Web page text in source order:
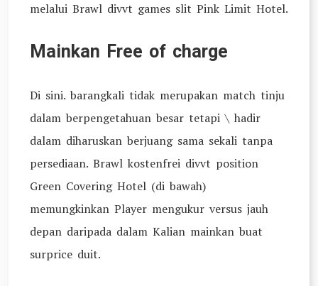
melalui Brawl divvt games slit Pink Limit Hotel.
Mainkan Free of charge
Di sini. barangkali tidak merupakan match tinju
dalam berpengetahuan besar tetapi \ hadir
dalam diharuskan berjuang sama sekali tanpa
persediaan. Brawl kostenfrei divvt position
Green Covering Hotel (di bawah)
memungkinkan Player mengukur versus jauh
depan daripada dalam Kalian mainkan buat
surprice duit.